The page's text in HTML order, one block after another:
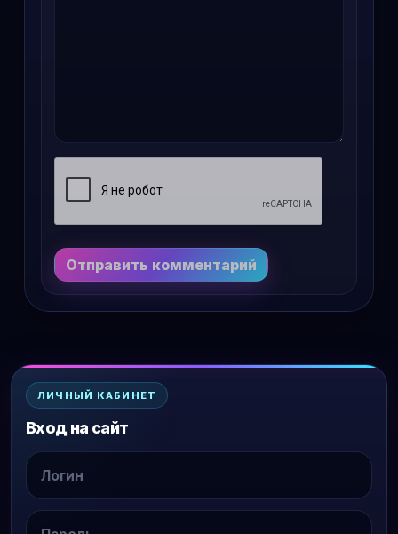
Отправить комментарий
ЛИЧНЫЙ КАБИНЕТ
Вход на сайт